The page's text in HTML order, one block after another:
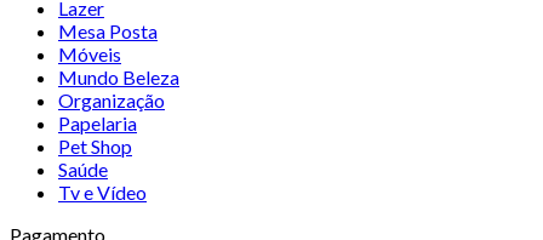
Lazer
Mesa Posta
Móveis
Mundo Beleza
Organização
Papelaria
Pet Shop
Saúde
Tv e Vídeo
Pagamento